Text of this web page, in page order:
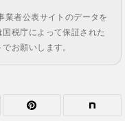
者公表サイトのデータを
税庁によって保証された
お願いします。